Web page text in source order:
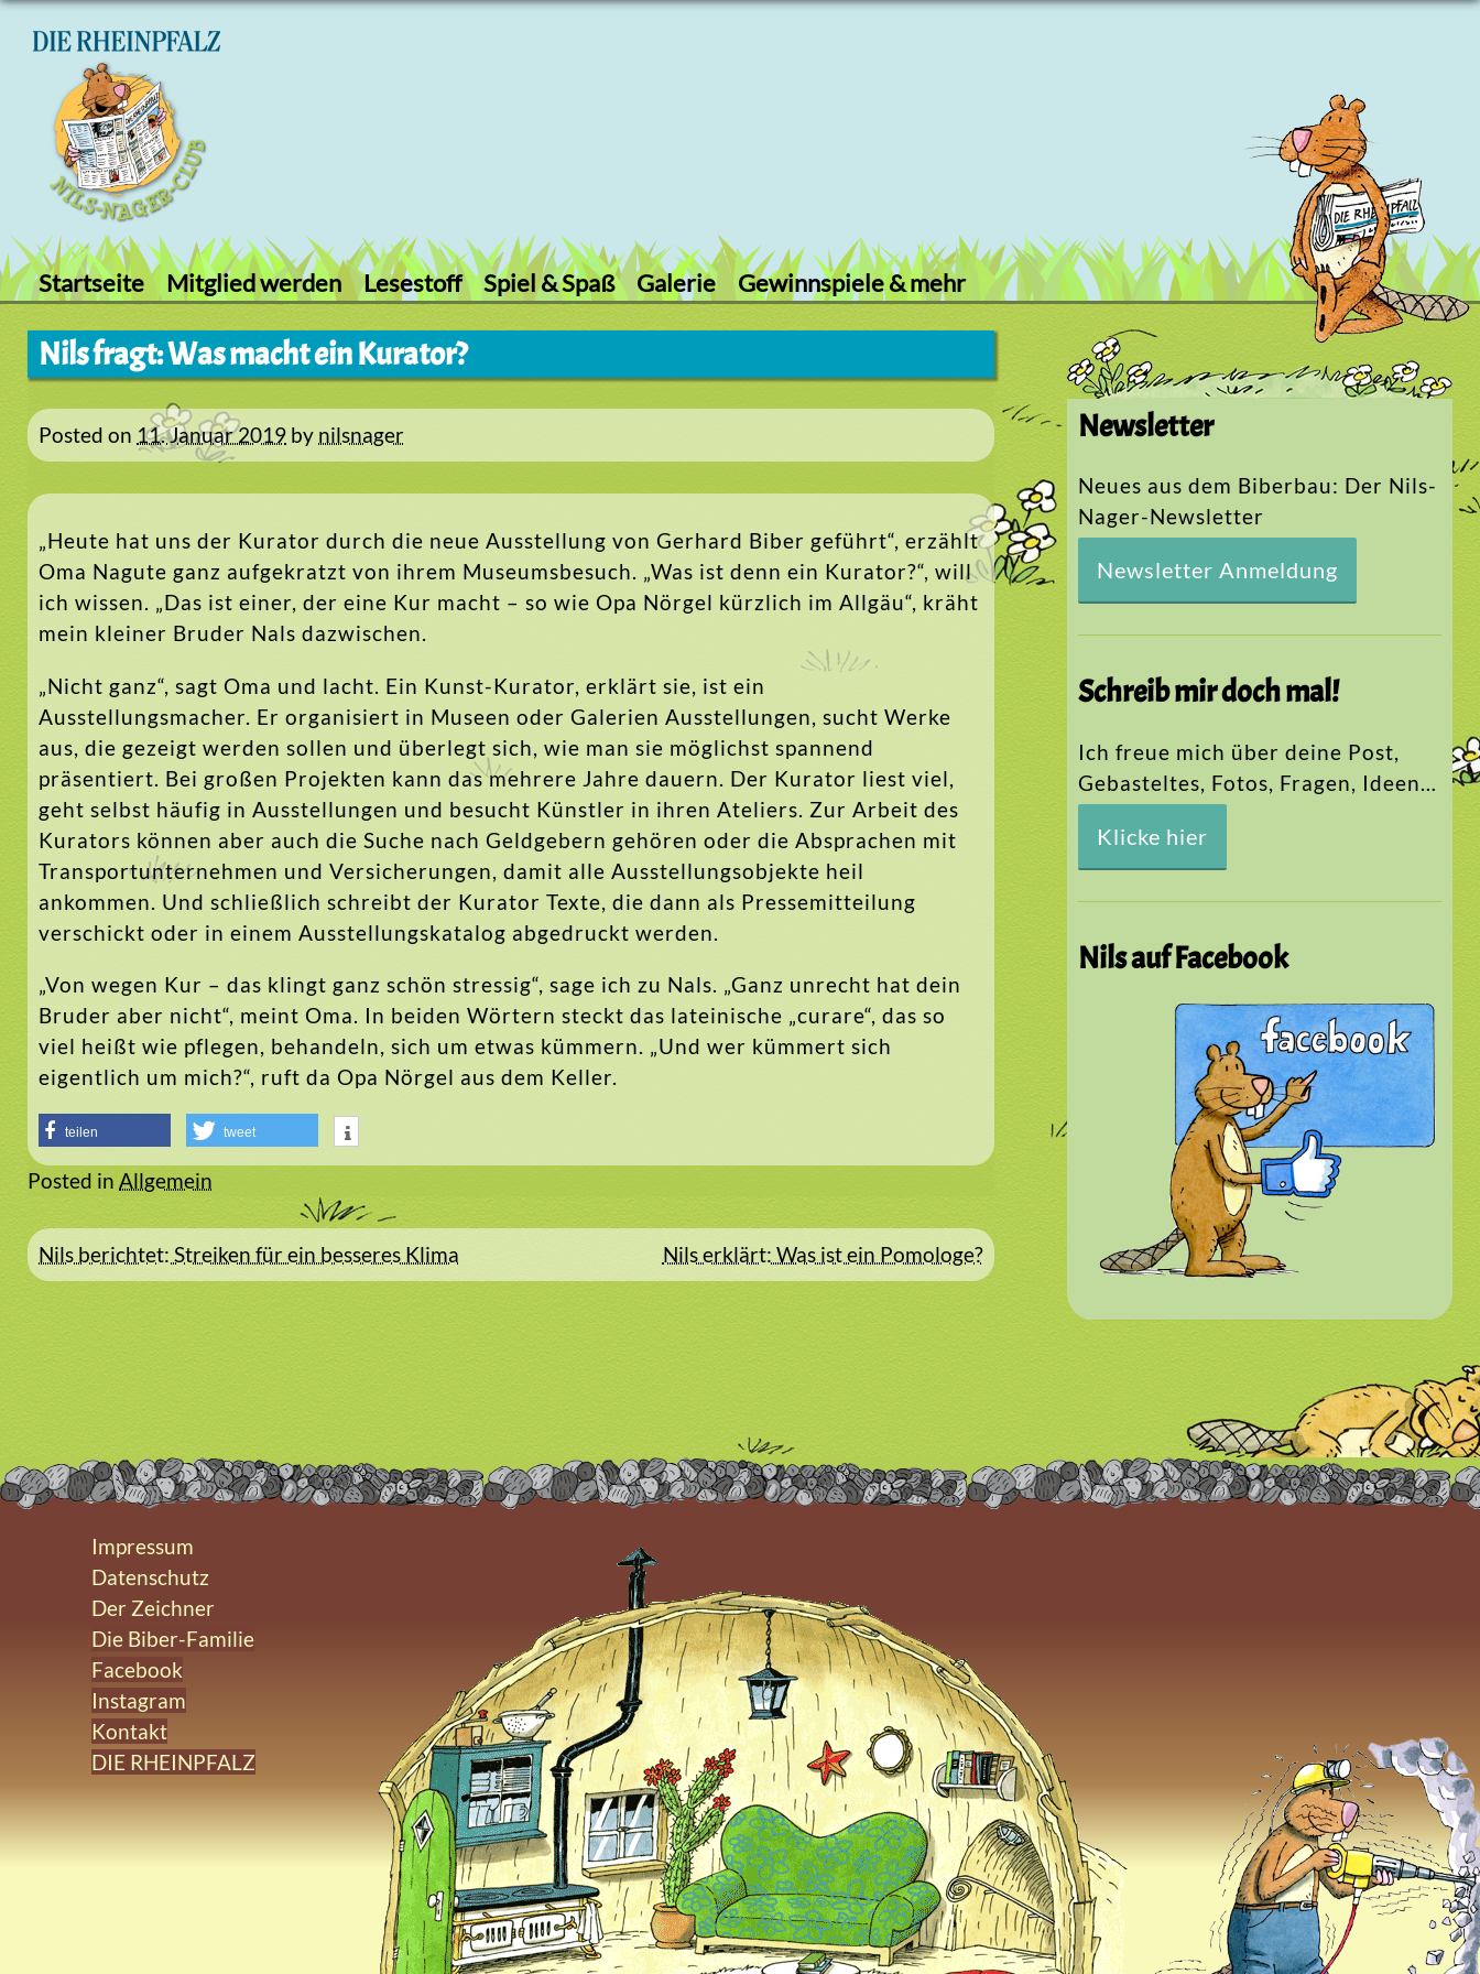
Skip
Startseite Mitglied werden Lesestoff Spiel & Spaß Galerie Gewinnspiele & mehr
Nils fragt: Was macht ein Kurator?
Posted on 11. Januar 2019 by nilsnager
„Heute hat uns der Kurator durch die neue Ausstellung von Gerhard Biber geführt“, erzählt
Oma Nagute ganz aufgekratzt von ihrem Museumsbesuch. „Was ist denn ein Kurator?“, will
ich wissen. „Das ist einer, der eine Kur macht – so wie Opa Nörgel kürzlich im Allgäu“, kräht
mein kleiner Bruder Nals dazwischen.
„Nicht ganz“, sagt Oma und lacht. Ein Kunst-Kurator, erklärt sie, ist ein
Ausstellungsmacher. Er organisiert in Museen oder Galerien Ausstellungen, sucht Werke
aus, die gezeigt werden sollen und überlegt sich, wie man sie möglichst spannend
präsentiert. Bei großen Projekten kann das mehrere Jahre dauern. Der Kurator liest viel,
geht selbst häufig in Ausstellungen und besucht Künstler in ihren Ateliers. Zur Arbeit des
Kurators können aber auch die Suche nach Geldgebern gehören oder die Absprachen mit
Transportunternehmen und Versicherungen, damit alle Ausstellungsobjekte heil
ankommen. Und schließlich schreibt der Kurator Texte, die dann als Pressemitteilung
verschickt oder in einem Ausstellungskatalog abgedruckt werden.
„Von wegen Kur – das klingt ganz schön stressig“, sage ich zu Nals. „Ganz unrecht hat dein
Bruder aber nicht“, meint Oma. In beiden Wörtern steckt das lateinische „curare“, das so
viel heißt wie pflegen, behandeln, sich um etwas kümmern. „Und wer kümmert sich
eigentlich um mich?“, ruft da Opa Nörgel aus dem Keller.
teilen tweet
Posted in Allgemein
Beitragsnavigation
Nils berichtet: Streiken für ein besseres Klima Nils erklärt: Was ist ein Pomologe?
Newsletter
Neues aus dem Biberbau: Der Nils-
Nager-Newsletter
Newsletter Anmeldung
Schreib mir doch mal!
Ich freue mich über deine Post,
Gebasteltes, Fotos, Fragen, Ideen…
Klicke hier
Nils auf Facebook
Impressum
Datenschutz
Der Zeichner
Die Biber-Familie
Facebook
Instagram
Kontakt
DIE RHEINPFALZ